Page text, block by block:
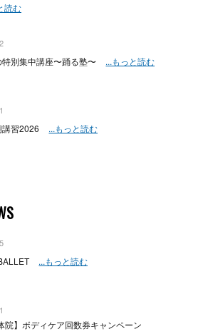
読む
特別集中講座〜踊る塾〜 ...もっと読む
習2026 ...もっと読む
...もっと読む
院】ボディケア回数券キャンペーン